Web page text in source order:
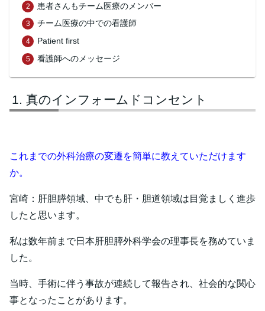
患者さんもチーム医療のメンバー
チーム医療の中での看護師
Patient first
看護師へのメッセージ
真のインフォームドコンセント
これまでの外科治療の変遷を簡単に教えていただけます
か。
宮崎：肝胆膵領域、中でも肝・胆道領域は目覚ましく進歩
したと思います。
私は数年前まで日本肝胆膵外科学会の理事長を務めていま
した。
当時、手術に伴う事故が連続して報告され、社会的な関心
事となったことがあります。